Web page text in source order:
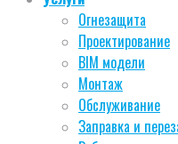
Огнезащита
Проектирование
BIM модели
Монтаж
Обслуживание
Заправка и